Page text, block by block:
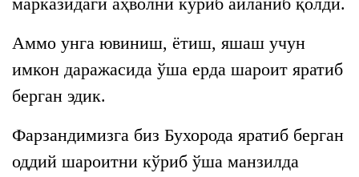
Аммо унга ювиниш, ётиш, яшаш учун
имкон даражасида ўша ерда шароит яратиб
берган эдик.
Фарзандимизга биз Бухорода яратиб берган
оддий шароитни кўриб ўша манзилда